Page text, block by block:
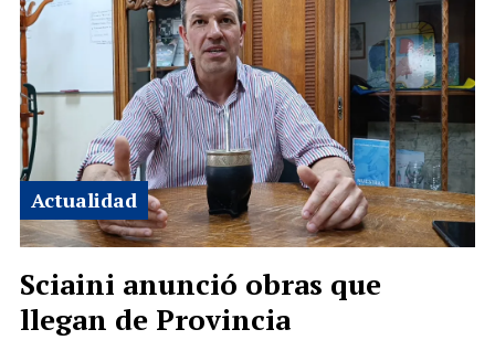
Sciaini anunció obras que
llegan de Provincia
Actualidad